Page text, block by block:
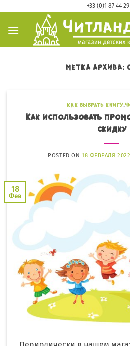
content
+33 (0)1 87 44
МЕТКА АРХИВА:
КАК ВЫБРАТЬ КНИГУ,
Как использовать
скидку
POSTED ON 18 ФЕВРАЛЯ 2022
18
Фев
Периодически в нашем